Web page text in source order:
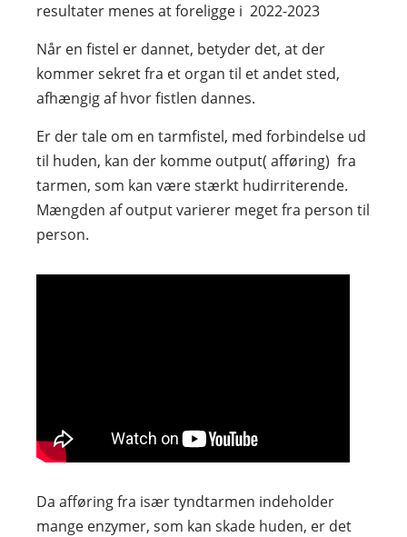
resultater menes at foreligge i 2022-2023
Når en fistel er dannet, betyder det, at der
kommer sekret fra et organ til et andet sted,
afhængig af hvor fistlen dannes.
Er der tale om en tarmfistel, med forbindelse ud
til huden, kan der komme output( afføring) fra
tarmen, som kan være stærkt hudirriterende.
Mængden af output varierer meget fra person til
person.
Da afføring fra især tyndtarmen indeholder
mange enzymer, som kan skade huden, er det